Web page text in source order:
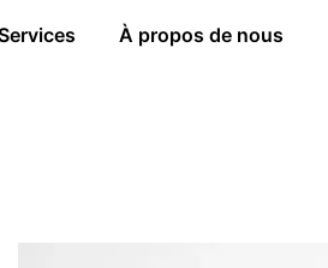
À propos de nous